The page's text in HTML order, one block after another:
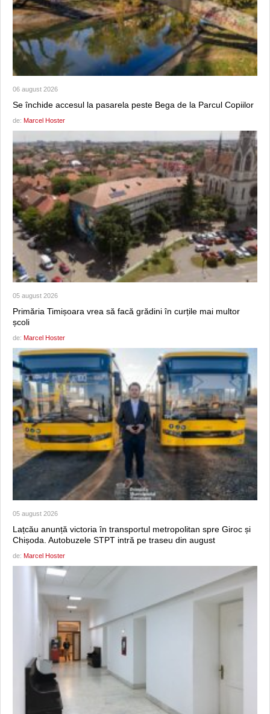
06 august 2026
Se închide accesul la pasarela peste Bega de la Parcul Copiilor
de: Marcel Hoster
05 august 2026
Primăria Timișoara vrea să facă grădini în curțile mai multor
școli
de: Marcel Hoster
05 august 2026
Lațcău anunță victoria în transportul metropolitan spre Giroc și
Chișoda. Autobuzele STPT intră pe traseu din august
de: Marcel Hoster